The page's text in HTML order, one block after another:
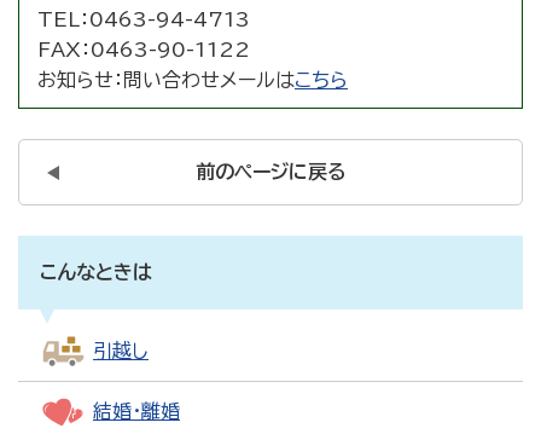
TEL： 0463-94-4713
FAX： 0463-90-1122
お知らせ： 問い合わせメールはこちら
前のページに戻る
こんなときは
引越し
結婚・離婚